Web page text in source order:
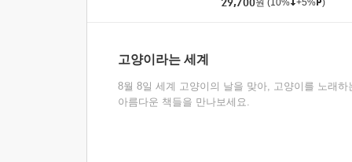
29,700원 (10% +5% )
고양이라는 세계
8월 8일 세계 고양이의 날을 맞아, 고양이를 노래하
아름다운 책들을 만나보세요.